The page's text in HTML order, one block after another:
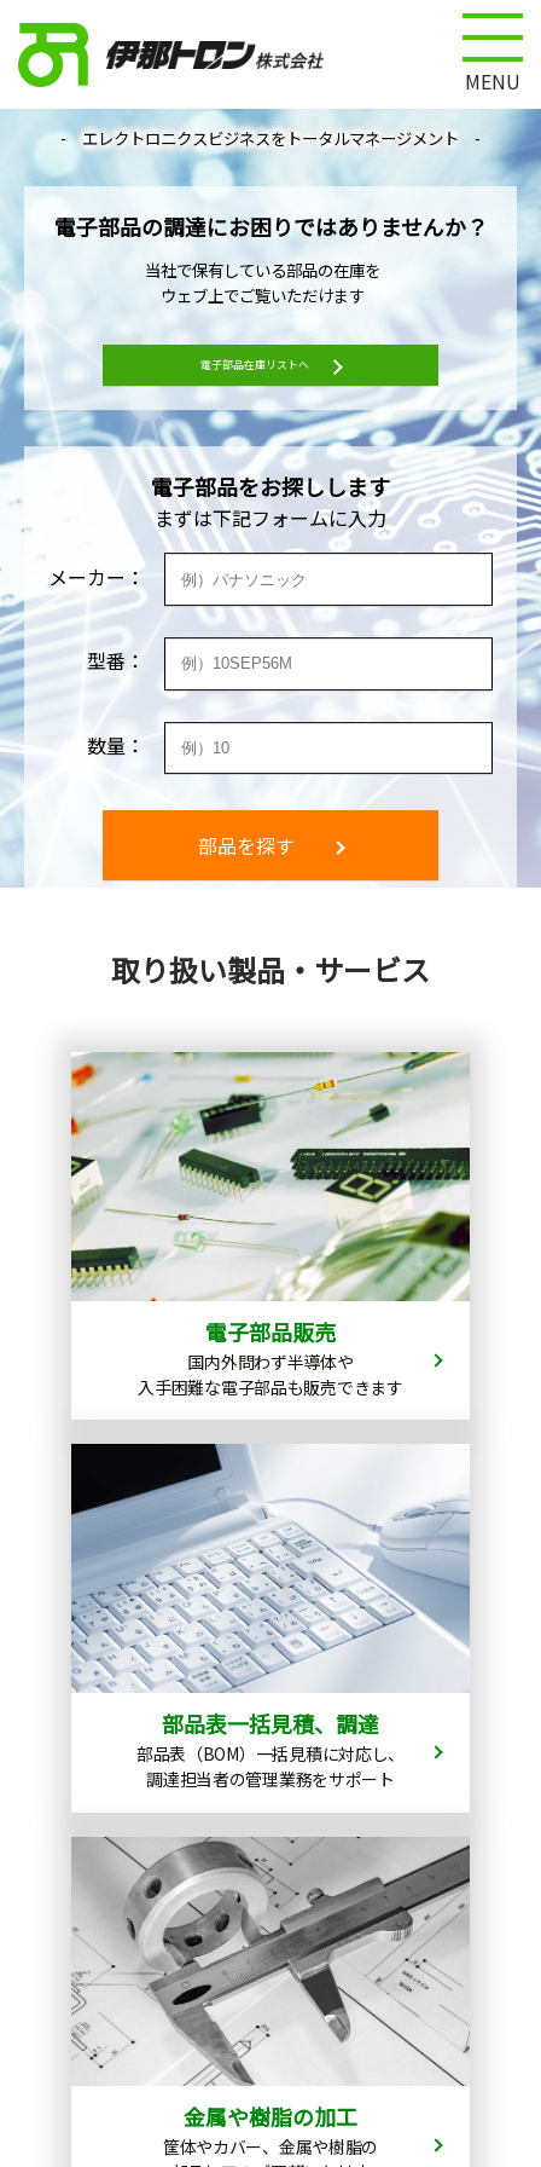
MENU
国内外の半導体・電子部品の販売や
電子部品受託製造のエレクトロニクス専門会社
- エレクトロニクスビジネスをトータルマネージメント -
電子部品の調達にお困りではありませんか？
当社で保有している部品の在庫を
ウェブ上でご覧いただけます
電子部品在庫リストへ
電子部品をお探しします
まずは下記フォームに入力
メーカー：
型番：
数量：
部品を探す
取り扱い製品・サービス
電子部品販売
国内外問わず半導体や
入手困難な電子部品も販売できます
部品表一括見積、調達
部品表（BOM）一括見積に対応し、
調達担当者の管理業務をサポート
金属や樹脂の加工
筐体やカバー、金属や樹脂の